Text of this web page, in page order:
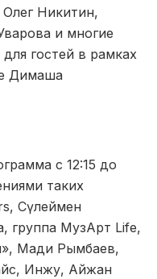
Никитин,
и многие
гостей в рамках
Димаша
с 12:15 до
таких
Сүлеймен
группа МузАрт Life,
Мади Рымбаев,
Инжу, Айжан